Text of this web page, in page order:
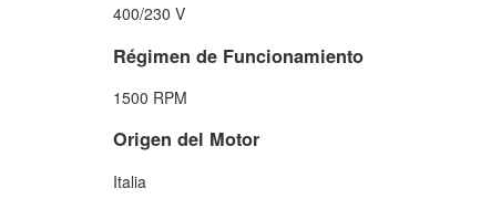
400/230 V
Régimen de Funcionamiento
1500 RPM
Origen del Motor
Italia